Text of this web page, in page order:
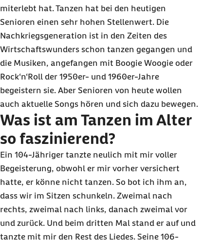
miterlebt hat. Tanzen hat bei den heutigen
Senioren einen sehr hohen Stellenwert. Die
Nachkriegsgeneration ist in den Zeiten des
Wirtschaftswunders schon tanzen gegangen und
die Musiken, angefangen mit Boogie Woogie oder
Rock‘n‘Roll der 1950er- und 1960er-Jahre
begeistern sie. Aber Senioren von heute wollen
auch aktuelle Songs hören und sich dazu bewegen.
Was ist am Tanzen im Alter
so faszinierend?
Ein 104-Jähriger tanzte neulich mit mir voller
Begeisterung, obwohl er mir vorher versichert
hatte, er könne nicht tanzen. So bot ich ihm an,
dass wir im Sitzen schunkeln. Zweimal nach
rechts, zweimal nach links, danach zweimal vor
und zurück. Und beim dritten Mal stand er auf und
tanzte mit mir den Rest des Liedes. Seine 106-